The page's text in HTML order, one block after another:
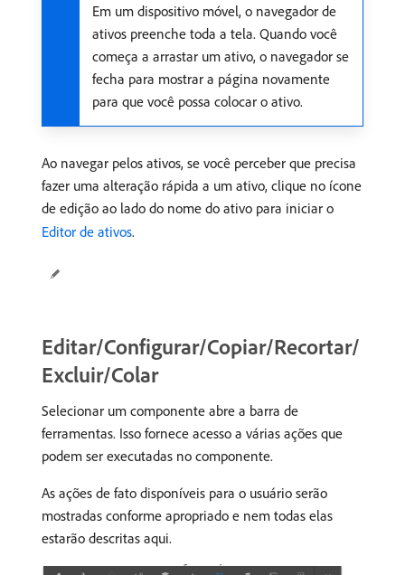
Em um dispositivo móvel, o navegador de
ativos preenche toda a tela. Quando você
começa a arrastar um ativo, o navegador se
fecha para mostrar a página novamente
para que você possa colocar o ativo.
Ao navegar pelos ativos, se você perceber que precisa
fazer uma alteração rápida a um ativo, clique no ícone
de edição ao lado do nome do ativo para iniciar o
Editor de ativos.
Editar/Configurar/Copiar/Recortar/
Excluir/Colar
Selecionar um componente abre a barra de
ferramentas. Isso fornece acesso a várias ações que
podem ser executadas no componente.
As ações de fato disponíveis para o usuário serão
mostradas conforme apropriado e nem todas elas
estarão descritas aqui.